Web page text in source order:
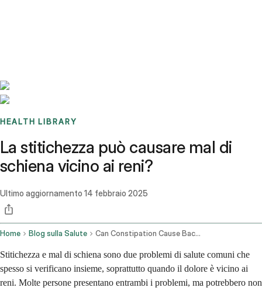
HEALTH LIBRARY
La stitichezza può causare mal di
schiena vicino ai reni?
Ultimo aggiornamento 14 febbraio 2025
Home Blog sulla Salute Can Constipation Cause Back Pain Near The Kidneys
Stitichezza e mal di schiena sono due problemi di salute comuni che
spesso si verificano insieme, soprattutto quando il dolore è vicino ai
reni. Molte persone presentano entrambi i problemi, ma potrebbero non